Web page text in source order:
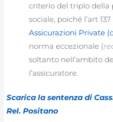
criterio del triplo della
sociale, poiché l’art
Assicurazioni Private
norma eccezionale (
soltanto nell’ambito
l’assicuratore.
Scarica la sentenza di Cass.
Rel. Positano